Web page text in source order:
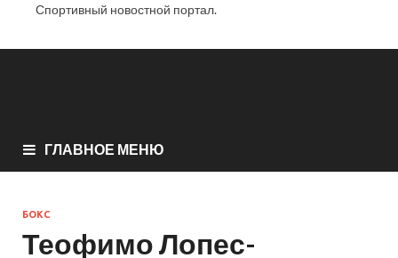
Спортивный новостной портал.
ГЛАВНОЕ МЕНЮ
БОКС
Теофимо Лопес-